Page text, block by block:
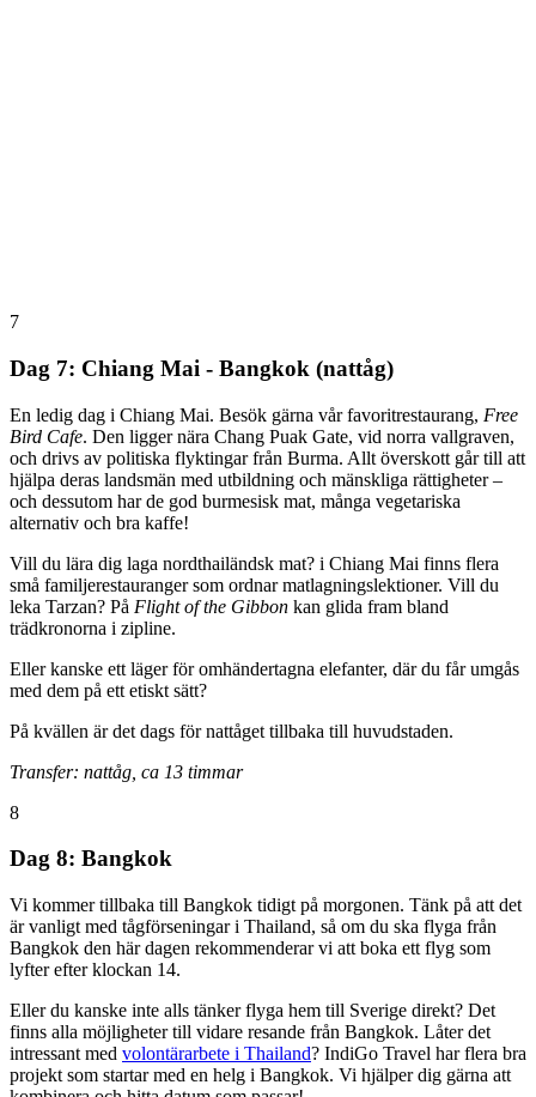
7
Dag 7: Chiang Mai - Bangkok (nattåg)
En ledig dag i Chiang Mai. Besök gärna vår favoritrestaurang, Free
Bird Cafe. Den ligger nära Chang Puak Gate, vid norra vallgraven,
och drivs av politiska flyktingar från Burma. Allt överskott går till att
hjälpa deras landsmän med utbildning och mänskliga rättigheter –
och dessutom har de god burmesisk mat, många vegetariska
alternativ och bra kaffe!
Vill du lära dig laga nordthailändsk mat? i Chiang Mai finns flera
små familjerestauranger som ordnar matlagningslektioner. Vill du
leka Tarzan? På Flight of the Gibbon kan glida fram bland
trädkronorna i zipline.
Eller kanske ett läger för omhändertagna elefanter, där du får umgås
med dem på ett etiskt sätt?
På kvällen är det dags för nattåget tillbaka till huvudstaden.
Transfer: nattåg, ca 13 timmar
8
Dag 8: Bangkok
Vi kommer tillbaka till Bangkok tidigt på morgonen. Tänk på att det
är vanligt med tågförseningar i Thailand, så om du ska flyga från
Bangkok den här dagen rekommenderar vi att boka ett flyg som
lyfter efter klockan 14.
Eller du kanske inte alls tänker flyga hem till Sverige direkt? Det
finns alla möjligheter till vidare resande från Bangkok. Låter det
intressant med volontärarbete i Thailand? IndiGo Travel har flera bra
projekt som startar med en helg i Bangkok. Vi hjälper dig gärna att